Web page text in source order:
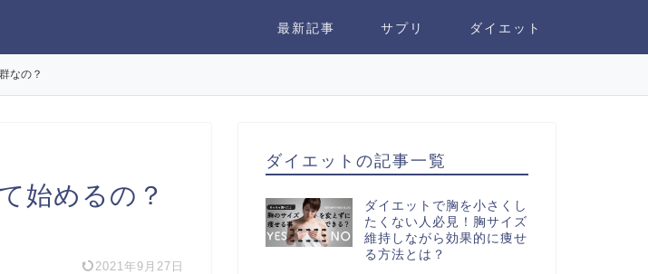
最新記事 サプリ ダイエット
なの？
始めるの？
2021年9月27日
ダイエットの記事一覧
ダイエットで胸を小さくし
たくない人必見！胸サイズ
維持しながら効果的に痩せ
る方法とは？